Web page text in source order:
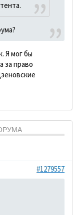
Я мог бы
за право
#1279557